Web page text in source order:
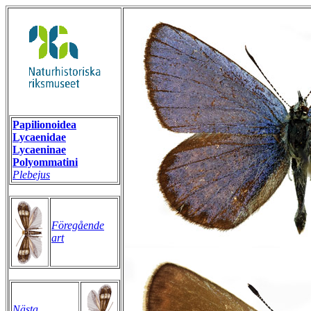
Papilionoidea
Lycaenidae
Lycaeninae
Polyommatini
Plebejus
Föregående
art